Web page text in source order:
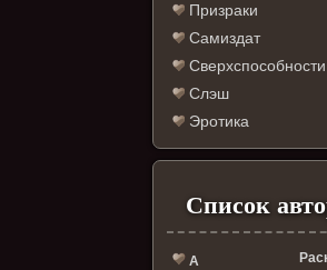
Призраки
Самиздат
Сверхспособности
Слэш
Эротика
Список
А